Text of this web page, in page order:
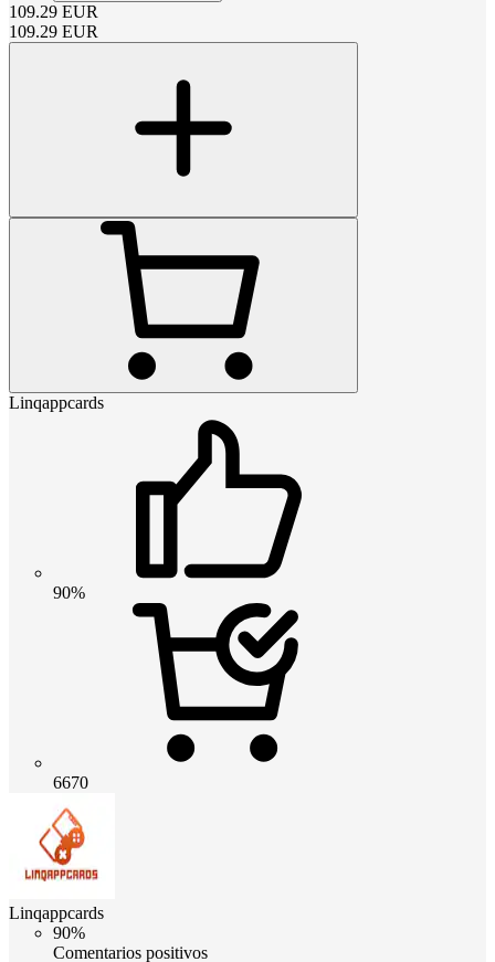
109.29 EUR
109.29 EUR
Linqappcards
90%
6670
Linqappcards
90%
Comentarios positivos